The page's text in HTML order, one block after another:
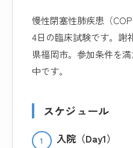
慢性閉塞性肺疾患（
4日の臨床試験です。謝
県福岡市。参加条件を
中です。
スケジュール
1 入院（Day1）